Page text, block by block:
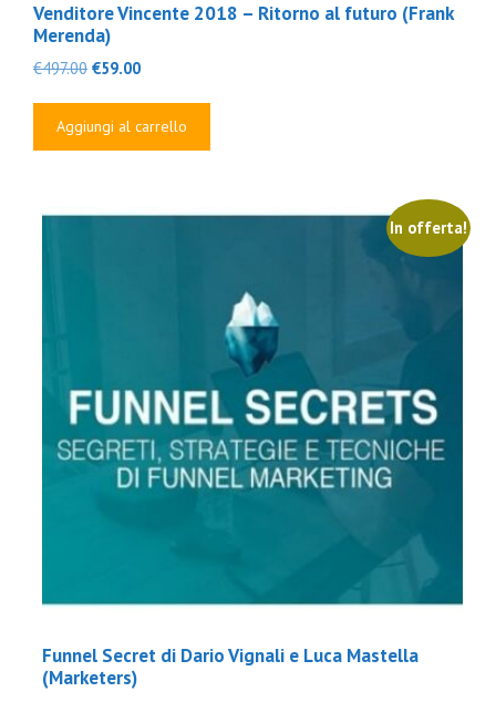
Venditore Vincente 2018 – Ritorno al futuro (Frank
Merenda)
€497.00 Il
era:
€59.00Il
è:
Aggiungi al carrello
In offerta!
Funnel Secret di Dario Vignali e Luca Mastella
(Marketers)